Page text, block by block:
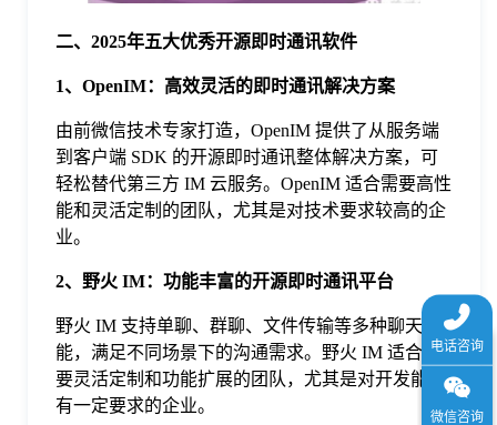
二、2025年五大优秀开源即时通讯软件
1、OpenIM：高效灵活的即时通讯解决方案
由前微信技术专家打造，OpenIM 提供了从服务端
到客户端 SDK 的开源即时通讯整体解决方案，可
轻松替代第三方 IM 云服务。OpenIM 适合需要高性
能和灵活定制的团队，尤其是对技术要求较高的企
业。
2、野火 IM：功能丰富的开源即时通讯平台
野火 IM 支持单聊、群聊、文件传输等多种聊天功
能，满足不同场景下的沟通需求。野火 IM 适合需
要灵活定制和功能扩展的团队，尤其是对开发能力
有一定要求的企业。